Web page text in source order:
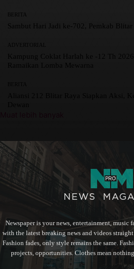
BERITA
Sambut Hari Jadi ke-702, Pemkab
ADVERTORIAL
Kampung Coklat Harlah ke -12 Th
Newspaper is your news, entertainment, music
with the latest breaking news and videos
Fashion fades, only style remains the same.
projects, opportunities. Clothes mean